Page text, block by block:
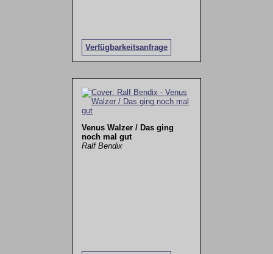
Verfügbarkeitsanfrage
Venus Walzer / Das ging
noch mal gut
Ralf Bendix